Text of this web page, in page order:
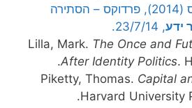
יחזקאלי פנחס (2014), פרדוקס – הסתירה
ידע, 23/7/14.
Lilla, Mark. The Once and
After Identity Politics.
Piketty, Thomas. Capital
Harvard University